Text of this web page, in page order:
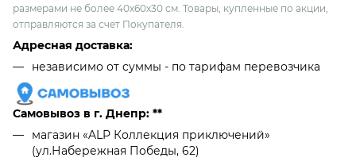
размерами не более 40х60х30 см. Товары, купленные по акции,
отправляются за счет Покупателя.
Адресная доставка:
независимо от cуммы - по тарифам перевозчика
Самовывоз в г. Днепр: **
магазин «ALP Коллекция приключений»
(ул.Набережная Победы, 62)